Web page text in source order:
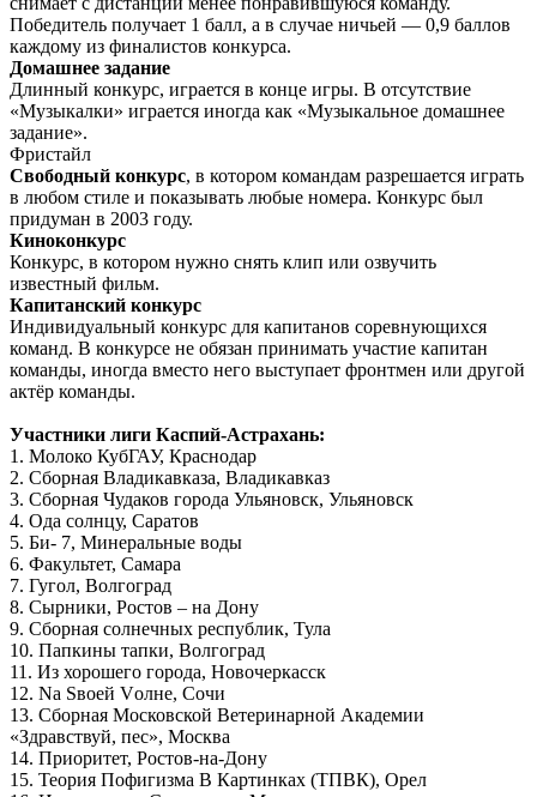
Победитель получает 1 балл, а в случае ничьей — 0,9 баллов
каждому из финалистов конкурса.
Домашнее задание
Длинный конкурс, играется в конце игры. В отсутствие
«Музыкалки» играется иногда как «Музыкальное домашнее
задание».
Фристайл
Свободный конкурс, в котором командам разрешается играть
в любом стиле и показывать любые номера. Конкурс был
придуман в 2003 году.
Киноконкурс
Конкурс, в котором нужно снять клип или озвучить
известный фильм.
Капитанский конкурс
Индивидуальный конкурс для капитанов соревнующихся
команд. В конкурсе не обязан принимать участие капитан
команды, иногда вместо него выступает фронтмен или другой
актёр команды.
Участники лиги Каспий-Астрахань:
1. Молоко КубГАУ, Краснодар
2. Сборная Владикавказа, Владикавказ
3. Сборная Чудаков города Ульяновск, Ульяновск
4. Ода солнцу, Саратов
5. Би- 7, Минеральные воды
6. Факультет, Самара
7. Гугол, Волгоград
8. Сырники, Ростов – на Дону
9. Сборная солнечных республик, Тула
10. Папкины тапки, Волгоград
11. Из хорошего города, Новочеркасск
12. Na Sвоей Vолне, Сочи
13. Сборная Московской Ветеринарной Академии
«Здравствуй, пес», Москва
14. Приоритет, Ростов-на-Дону
15. Теория Пофигизма В Картинках (ТПВК), Орел